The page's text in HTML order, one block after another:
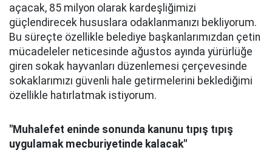
açacak, 85 milyon olarak kardeşliğimizi
güçlendirecek hususlara odaklanmanızı bekliyorum.
Bu süreçte özellikle belediye başkanlarımızdan çetin
mücadeleler neticesinde ağustos ayında yürürlüğe
giren sokak hayvanları düzenlemesi çerçevesinde
sokaklarımızı güvenli hale getirmelerini beklediğimi
özellikle hatırlatmak istiyorum.
"M uhalefet eninde sonunda kanunu tıpış tıpış
uygulamak mecburiyetinde kalacak"